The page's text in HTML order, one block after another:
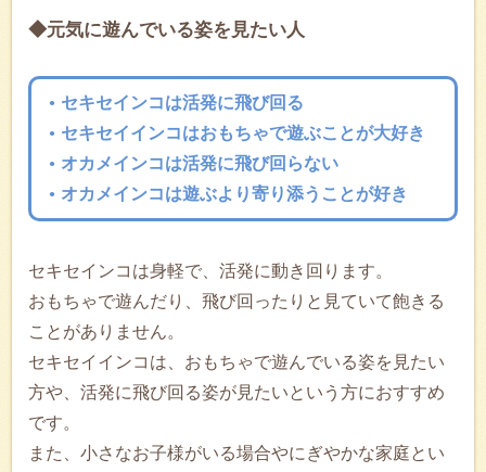
◆元気に遊んでいる姿を見たい人
セキセインコは活発に飛び回る
セキセイインコはおもちゃで遊ぶことが大好き
オカメインコは活発に飛び回らない
オカメインコは遊ぶより寄り添うことが好き
セキセインコは身軽で、活発に動き回ります。
おもちゃで遊んだり、飛び回ったりと見ていて飽きる
ことがありません。
セキセイインコは、おもちゃで遊んでいる姿を見たい
方や、活発に飛び回る姿が見たいという方におすすめ
です。
また、小さなお子様がいる場合やにぎやかな家庭とい